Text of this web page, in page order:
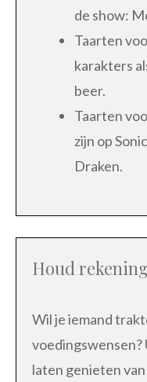
de show:
Taarten
karakters
beer.
Taarten
zijn op
Draken.
Houd
Wil je iemand
voedingswensen?
laten genieten